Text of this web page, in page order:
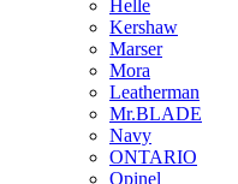
Helle
Kershaw
Marser
Mora
Leatherman
Mr.BLADE
Navy
ONTARIO
Opinel